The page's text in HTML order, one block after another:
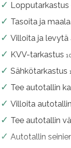
Lopputarkastus
Tasoita ja
Villoita ja
KVV-tarkastus
Sähkötarkastus
Tee autotallin
Villoita
Tee autotallin
Autotallin